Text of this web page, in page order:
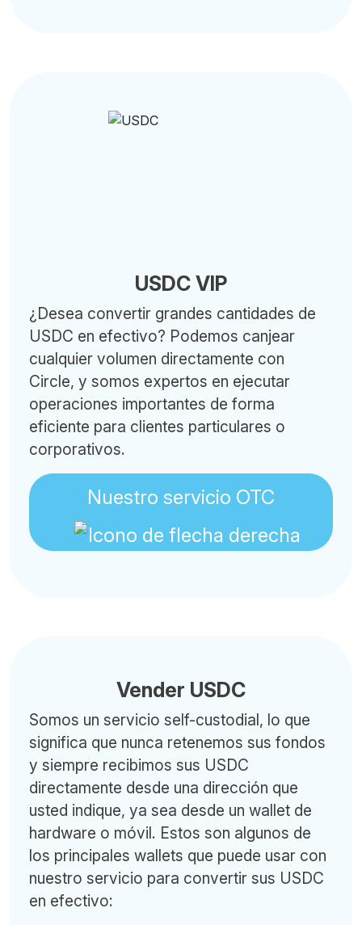
USDC VIP
¿Desea convertir grandes cantidades de
USDC en efectivo? Podemos canjear
cualquier volumen directamente con
Circle, y somos expertos en ejecutar
operaciones importantes de forma
eficiente para clientes particulares o
corporativos.
Nuestro servicio OTC
Vender USDC
Somos un servicio self-custodial, lo que
significa que nunca retenemos sus fondos
y siempre recibimos sus USDC
directamente desde una dirección que
usted indique, ya sea desde un wallet de
hardware o móvil. Estos son algunos de
los principales wallets que puede usar con
nuestro servicio para convertir sus USDC
en efectivo: